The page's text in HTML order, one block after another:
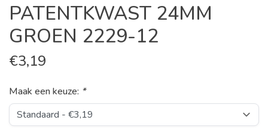
PATENTKWAST 24MM
GROEN 2229-12
€3,19
Maak een keuze: *